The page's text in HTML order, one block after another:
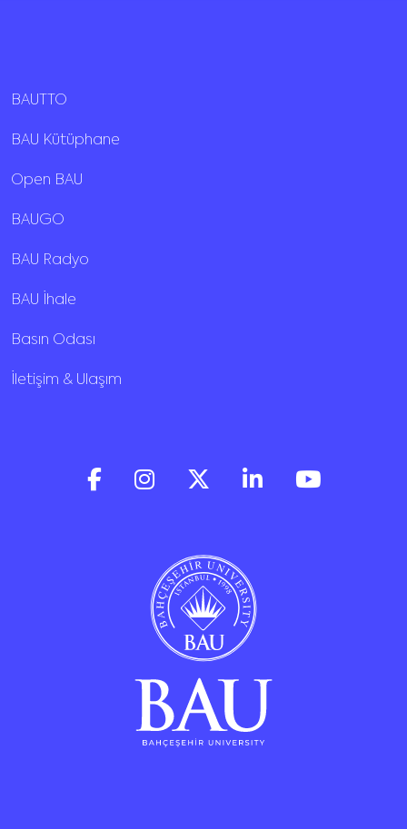
BAUTTO
BAU Kütüphane
Open BAU
BAUGO
BAU Radyo
BAU İhale
Basın Odası
İletişim & Ulaşım